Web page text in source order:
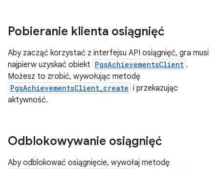
Pobieranie klienta osiągnięć
Aby zacząć korzystać z interfejsu API osiągnięć, gra musi
najpierw uzyskać obiekt PgsAchievementsClient .
Możesz to zrobić, wywołując metodę
PgsAchievementsClient_create i przekazując
aktywność.
Odblokowywanie osiągnięć
Aby odblokować osiągnięcie, wywołaj metodę